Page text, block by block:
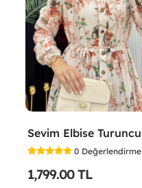
0 Değerlendirme
1,799.00 TL